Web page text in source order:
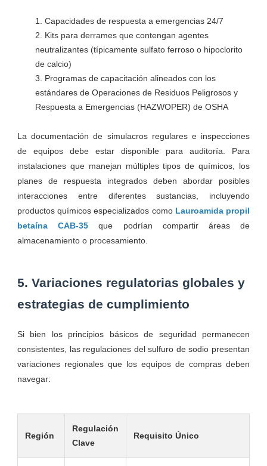
Capacidades de respuesta a emergencias 24/7
Kits para derrames que contengan agentes
neutralizantes (típicamente sulfato ferroso o hipoclorito
de calcio)
Programas de capacitación alineados con los
estándares de Operaciones de Residuos Peligrosos y
Respuesta a Emergencias (HAZWOPER) de OSHA
La documentación de simulacros regulares e inspecciones
de equipos debe estar disponible para auditoría. Para
instalaciones que manejan múltiples tipos de químicos, los
planes de respuesta integrados deben abordar posibles
interacciones entre diferentes sustancias, incluyendo
productos químicos especializados como Lauroamida propil
betaína CAB-35 que podrían compartir áreas de
almacenamiento o procesamiento.
5. Variaciones regulatorias globales y
estrategias de cumplimiento
Si bien los principios básicos de seguridad permanecen
consistentes, las regulaciones del sulfuro de sodio presentan
variaciones regionales que los equipos de compras deben
navegar:
Región
Regulación
Clave
Requisito Único